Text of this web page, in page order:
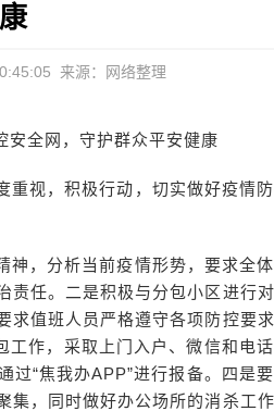
康
来源：网络整理
安全网，守护群众平安健康
视，积极行动，切实做好疫情
，分析当前疫情形势，要求全
任。二是积极与分包小区进行
值班人员严格遵守各项防控要
工作，采取上门入户、微信和电
“焦我办APP”进行报备。四是
集，同时做好办公场所的消杀工